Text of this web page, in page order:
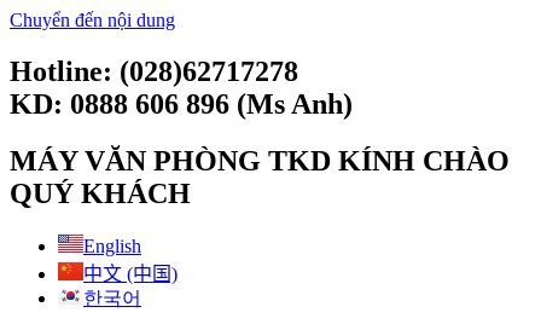
Chuyển đến nội dung
Hotline: (028)62717278
KD: 0888 606 896 (Ms Anh)
MÁY VĂN PHÒNG TKD KÍNH CHÀO
QUÝ KHÁCH
English
中文 (中国)
한국어